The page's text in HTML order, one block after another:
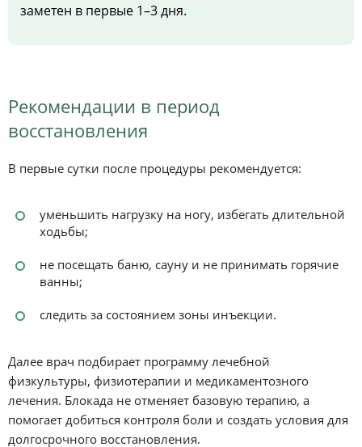
заметен в первые 1–3 дня.
Рекомендации в период
восстановления
В первые сутки после процедуры рекомендуется:
уменьшить нагрузку на ногу, избегать длительной
ходьбы;
не посещать баню, сауну и не принимать горячие
ванны;
следить за состоянием зоны инъекции.
Далее врач подбирает программу лечебной
физкультуры, физиотерапии и медикаментозного
лечения. Блокада не отменяет базовую терапию, а
помогает добиться контроля боли и создать условия для
долгосрочного восстановления.